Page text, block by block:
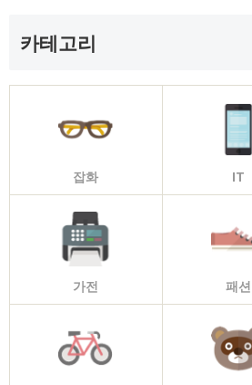
카테고리
잡화 IT
가전 패션